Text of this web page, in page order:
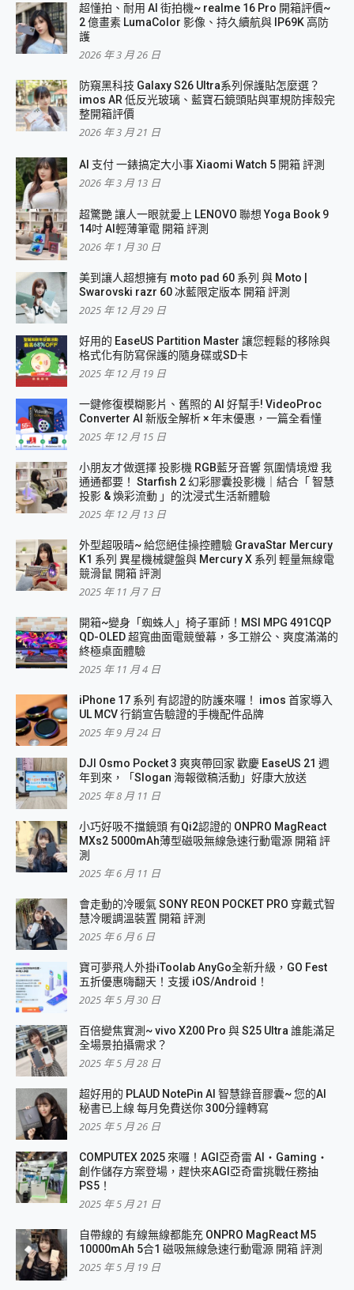
超懂拍、耐用 AI 街拍機~ realme 16 Pro 開箱評價~
2 億畫素 LumaColor 影像、持久續航與 IP69K 高防
護
2026 年 3 月 26 日
防窺黑科技 Galaxy S26 Ultra系列保護貼怎麼選？
imos AR 低反光玻璃、藍寶石鏡頭貼與軍規防摔殼完
整開箱評價
2026 年 3 月 21 日
AI 支付 一錶搞定大小事 Xiaomi Watch 5 開箱 評測
2026 年 3 月 13 日
超驚艷 讓人一眼就愛上 LENOVO 聯想 Yoga Book 9
14吋 AI輕薄筆電 開箱 評測
2026 年 1 月 30 日
美到讓人超想擁有 moto pad 60 系列 與 Moto |
Swarovski razr 60 冰藍限定版本 開箱 評測
2025 年 12 月 29 日
好用的 EaseUS Partition Master 讓您輕鬆的移除與
格式化有防寫保護的隨身碟或SD卡
2025 年 12 月 19 日
一鍵修復模糊影片、舊照的 AI 好幫手! VideoProc
Converter AI 新版全解析 × 年末優惠，一篇全看懂
2025 年 12 月 15 日
小朋友才做選擇 投影機 RGB藍牙音響 氛圍情境燈 我
通通都要！ Starfish 2 幻彩膠囊投影機｜結合「 智慧
投影 & 煥彩流動 」的沈浸式生活新體驗
2025 年 12 月 13 日
外型超吸晴~ 給您絕佳操控體驗 GravaStar Mercury
K1 系列 異星機械鍵盤與 Mercury X 系列 輕量無線電
競滑鼠 開箱 評測
2025 年 11 月 7 日
開箱~變身「蜘蛛人」椅子軍師！MSI MPG 491CQP
QD-OLED 超寬曲面電競螢幕，多工辦公、爽度滿滿的
終極桌面體驗
2025 年 11 月 4 日
iPhone 17 系列 有認證的防護來囉！ imos 首家導入
UL MCV 行銷宣告驗證的手機配件品牌
2025 年 9 月 24 日
DJI Osmo Pocket 3 爽爽帶回家 歡慶 EaseUS 21 週
年到來，「Slogan 海報徵稿活動」好康大放送
2025 年 8 月 11 日
小巧好吸不擋鏡頭 有Qi2認證的 ONPRO MagReact
MXs2 5000mAh薄型磁吸無線急速行動電源 開箱 評
測
2025 年 6 月 11 日
會走動的冷暖氣 SONY REON POCKET PRO 穿戴式智
慧冷暖調溫裝置 開箱 評測
2025 年 6 月 6 日
寶可夢飛人外掛iToolab AnyGo全新升級，GO Fest
五折優惠嗨翻天！支援 iOS/Android！
2025 年 5 月 30 日
百倍變焦實測~ vivo X200 Pro 與 S25 Ultra 誰能滿足
全場景拍攝需求？
2025 年 5 月 28 日
超好用的 PLAUD NotePin AI 智慧錄音膠囊~ 您的AI
秘書已上線 每月免費送你 300分鐘轉寫
2025 年 5 月 26 日
COMPUTEX 2025 來囉！AGI亞奇雷 AI・Gaming・
創作儲存方案登場，趕快來AGI亞奇雷挑戰任務抽
PS5！
2025 年 5 月 21 日
自帶線的 有線無線都能充 ONPRO MagReact M5
10000mAh 5合1 磁吸無線急速行動電源 開箱 評測
2025 年 5 月 19 日